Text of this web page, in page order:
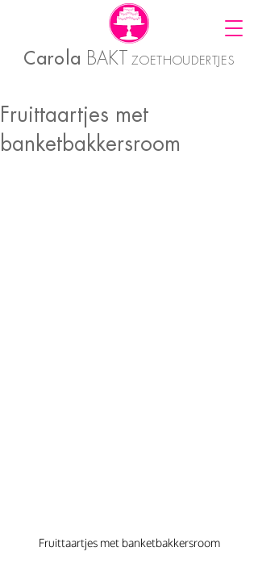
Carola BAKT ZOETHOUDERTJES
Fruittaartjes met
banketbakkersroom
Fruittaartjes met banketbakkersroom